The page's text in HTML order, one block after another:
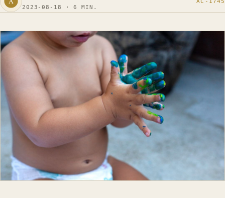
2023-08-18 · 6 MIN.